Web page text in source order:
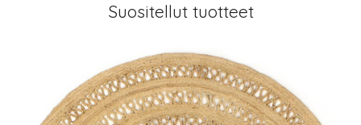
Suositellut tuotteet